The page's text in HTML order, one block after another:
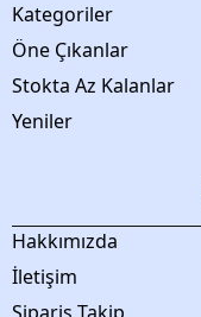
Kategoriler
Öne Çıkanlar
Stokta Az Kalanlar
Yeniler
Hakkımızda
İletişim